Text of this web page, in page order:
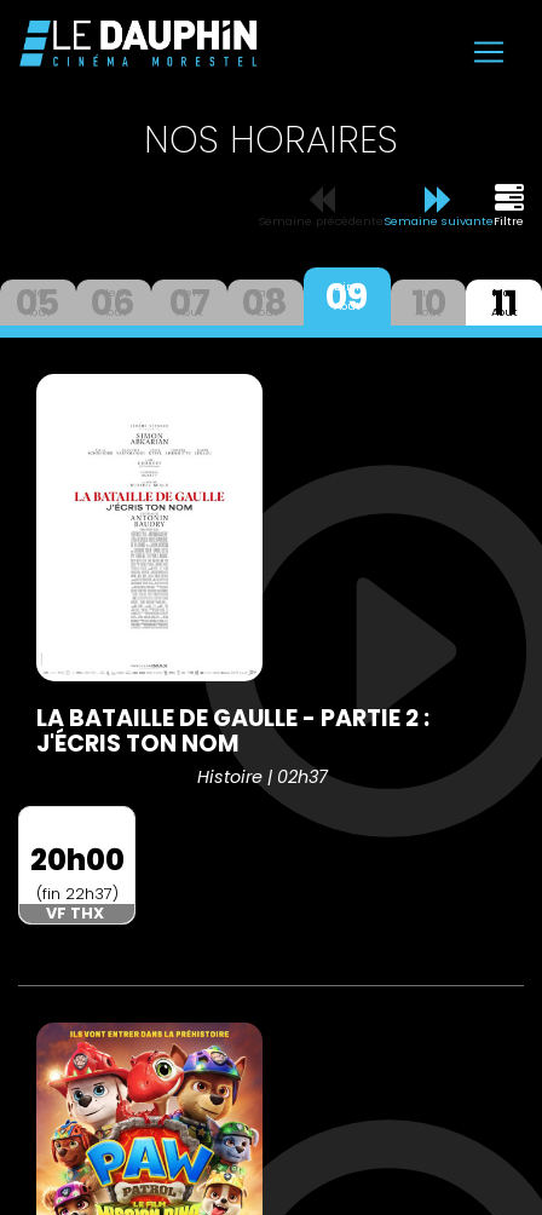
NOS HORAIRES
Semaine précédenteSemaine suivanteFiltre
Mer
05
Aout
Jeu
06
Aout
Ven
07
Aout
Sam
08
Aout
Dim
09
Aout
Lun
10
Aout
Mar
11
Aout
LA BATAILLE DE GAULLE - PARTIE 2 :
J'ÉCRIS TON NOM
Histoire | 02h37
20h00
(fin 22h37)
VF THX